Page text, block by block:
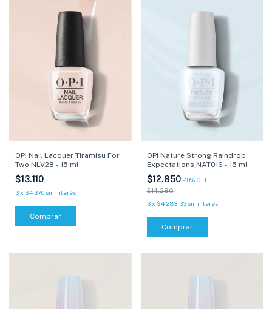
OPI Nail Lacquer Tiramisu For
Two NLV28 - 15 ml
$13.110
3x $4.370 sin interés
Comprar
OPI Nature Strong Raindrop
Expectations NAT016 - 15 ml
$12.850 -10% OFF
$14.280
3 x $4.283,33 sin interés
Comprar